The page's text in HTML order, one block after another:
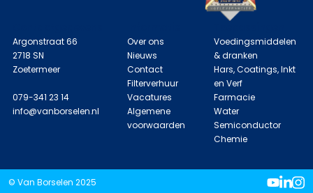
Argonstraat 66
2718 SN
Zoetermeer
079-341 23 14
info@vanborselen.nl
Over ons
Nieuws
Contact
Filterverhuur
Vacatures
Algemene
voorwaarden
Voedingsmiddelen
& dranken
Hars, Coatings, Inkt
en Verf
Farmacie
Water
Semiconductor
Chemie
© Van Borselen 2025